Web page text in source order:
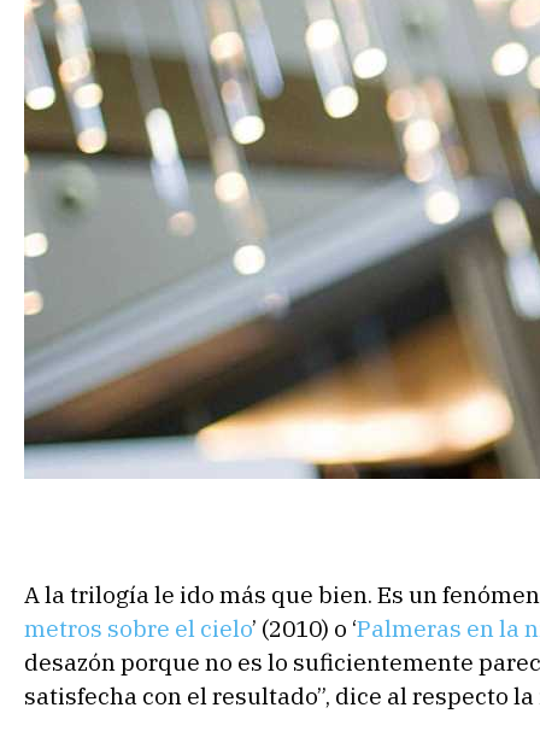
A la trilogía le ido más que bien. Es un
metros sobre el cielo’ (2010) o ‘Palmeras en la
desazón porque no es lo suficientemente
satisfecha con el resultado”, dice al respecto